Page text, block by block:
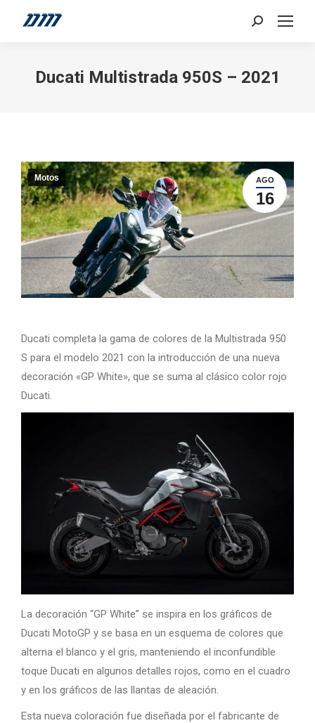
Search:
Ducati Multistrada 950S – 2021
AGO
16
Motos
Ducati completa la gama de colores de la Multistrada 950
S para el modelo 2021 con la introducción de una nueva
decoración «GP White», que se suma al clásico color rojo
Ducati.
La decoración “GP White” se inspira en los gráficos de
Ducati MotoGP y se basa en un esquema de colores que
alterna el blanco y el gris, manteniendo el inconfundible
toque Ducati en algunos detalles rojos, como en el cuadro
y en los gráficos de las llantas de aleación.
Esta nueva coloración fue diseñada por el fabricante de